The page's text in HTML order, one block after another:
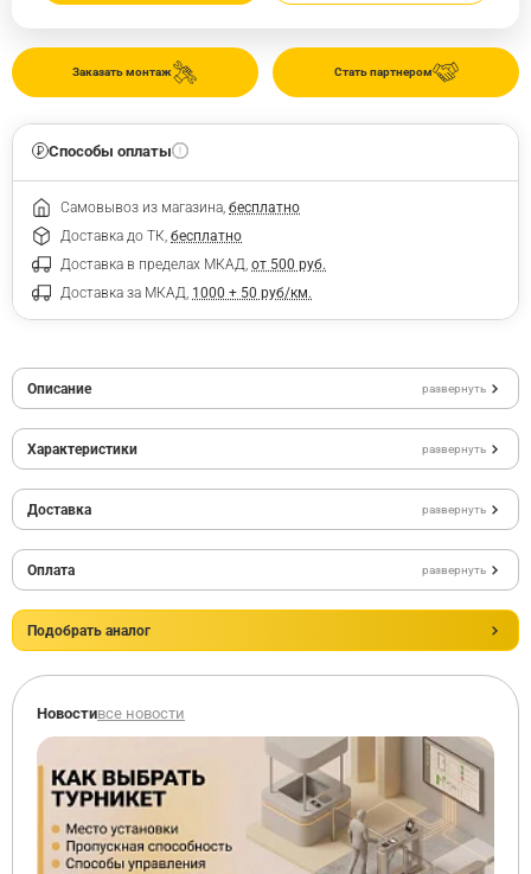
Стать партнером
Заказать монтаж
Способы оплаты
Самовывоз из магазина, бесплатно
Доставка до ТК, бесплатно
Доставка в пределах МКАД, от 500 руб.
Доставка за МКАД, 1000 + 50 руб/км.
Описание развернуть
Характеристики развернуть
Доставка развернуть
Оплата развернуть
Подобрать аналог
Новостивсе новости